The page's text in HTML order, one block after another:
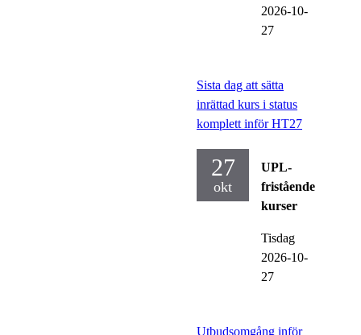
2026-10-
27
Sista dag att sätta
inrättad kurs i status
komplett inför HT27
27
okt
UPL-
fristående
kurser
Tisdag
2026-10-
27
Utbudsomgång inför